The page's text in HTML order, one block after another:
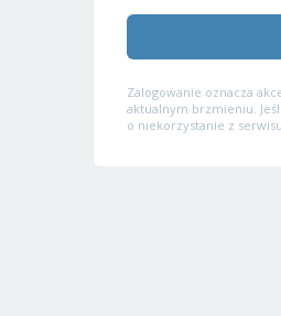
Zalogowanie oznacza
aktualnym brzmieniu.
o niekorzystanie z